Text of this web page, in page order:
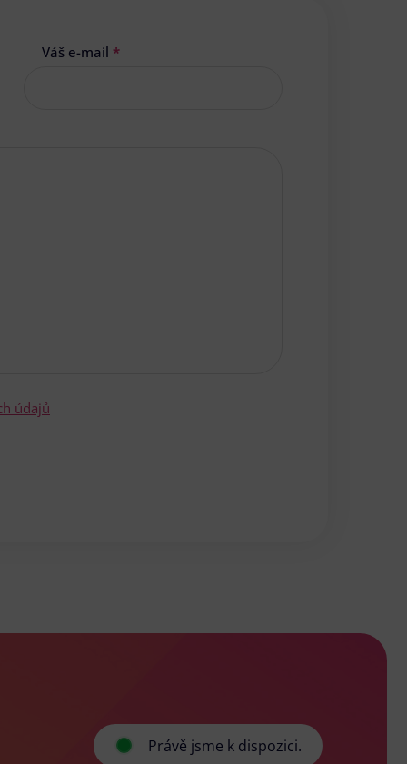
Váš e-mail *
údajů
Právě jsme k dispozici.